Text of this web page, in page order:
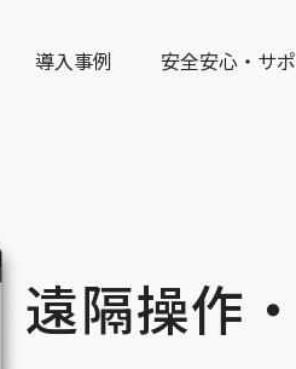
導入事例 安全安心・サ
遠隔操作